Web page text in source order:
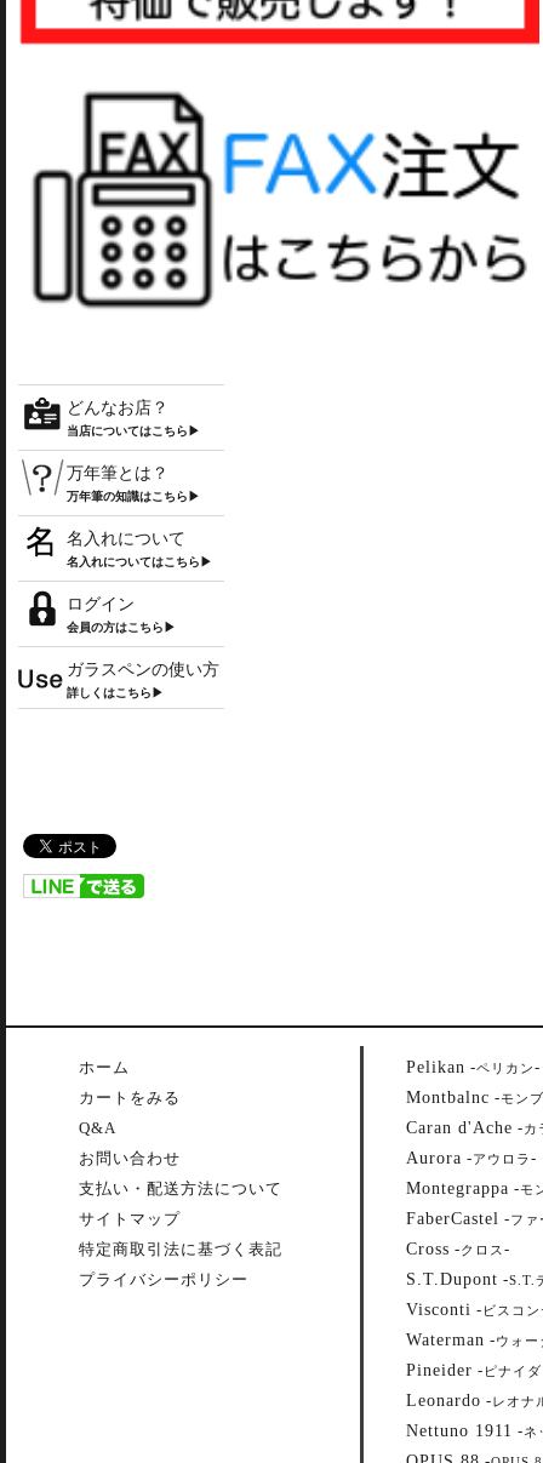
どんなお店？
当店についてはこちら▶
万年筆とは？
万年筆の知識はこちら▶
名入れについて
名入れについてはこちら▶
ログイン
会員の方はこちら▶
ガラスペンの使い方
詳しくはこちら▶
ホーム
カートをみる
Q&A
お問い合わせ
支払い・配送方法について
サイトマップ
特定商取引法に基づく表記
プライバシーポリシー
Pelikan -ペリカン-
Montbalnc -モン
Caran d'Ache -カ
Aurora -アウロラ -
Montegrappa -モ
FaberCastel -ファ
Cross -クロス -
S.T.Dupont -S.T.
Visconti - ビスコ
Waterman -ウォー
Pineider - ピナイ
Leonardo -レオナ
Nettuno 1911 -ネ